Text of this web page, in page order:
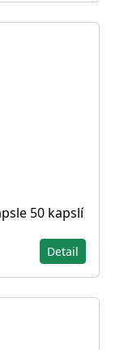
50 kapslí
Detail